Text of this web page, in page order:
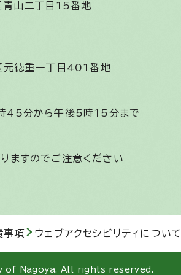
青山二丁目15番地
元徳重一丁目401番地
45分から午後5時15分まで
ますのでご注意ください
事項 ウェブアクセシビリティについて
Nagoya. All rights reserved.